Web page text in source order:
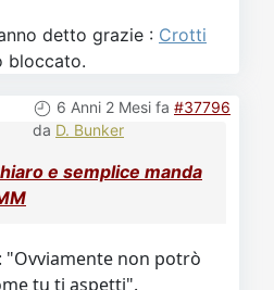
detto grazie : Crotti
bloccato.
6 Anni 2 Mesi fa #37796
da D. Bunker
e semplice manda
"Ovviamente non potrò
tu ti aspetti".